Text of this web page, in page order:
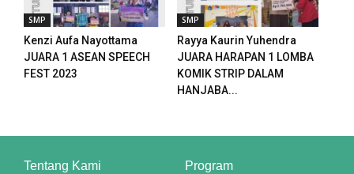
SMP
Kenzi Aufa Nayottama
JUARA 1 ASEAN SPEECH
FEST 2023
SMP
Rayya Kaurin Yuhendra
JUARA HARAPAN 1 LOMBA
KOMIK STRIP DALAM
HANJABA...
Tentang Kami Program